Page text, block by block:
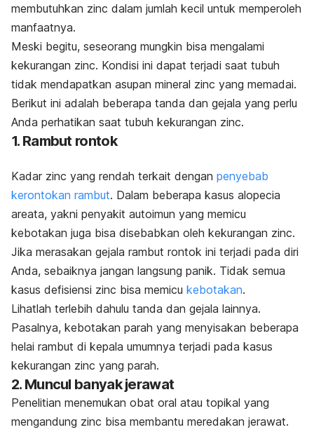
membutuhkan zinc dalam jumlah kecil untuk memperoleh
manfaatnya.
Meski begitu, seseorang mungkin bisa mengalami
kekurangan zinc. Kondisi ini dapat terjadi saat tubuh
tidak mendapatkan asupan mineral zinc yang memadai.
Berikut ini adalah beberapa tanda dan gejala yang perlu
Anda perhatikan saat tubuh kekurangan zinc.
1. Rambut rontok
Kadar zinc yang rendah terkait dengan penyebab
kerontokan rambut. Dalam beberapa kasus alopecia
areata, yakni penyakit autoimun yang memicu
kebotakan juga bisa disebabkan oleh kekurangan zinc.
Jika merasakan gejala rambut rontok ini terjadi pada diri
Anda, sebaiknya jangan langsung panik. Tidak semua
kasus defisiensi zinc bisa memicu kebotakan.
Lihatlah terlebih dahulu tanda dan gejala lainnya.
Pasalnya, kebotakan parah yang menyisakan beberapa
helai rambut di kepala umumnya terjadi pada kasus
kekurangan zinc yang parah.
2. Muncul banyak jerawat
Penelitian menemukan obat oral atau topikal yang
mengandung zinc bisa membantu meredakan jerawat.